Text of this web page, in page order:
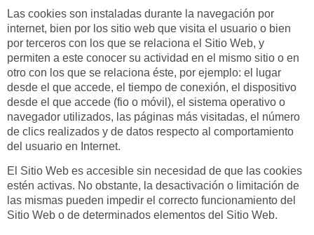
Las cookies son instaladas durante la navegación por
internet, bien por los sitio web que visita el usuario o bien
por terceros con los que se relaciona el Sitio Web, y
permiten a este conocer su actividad en el mismo sitio o en
otro con los que se relaciona éste, por ejemplo: el lugar
desde el que accede, el tiempo de conexión, el dispositivo
desde el que accede (fio o móvil), el sistema operativo o
navegador utilizados, las páginas más visitadas, el número
de clics realizados y de datos respecto al comportamiento
del usuario en Internet.
El Sitio Web es accesible sin necesidad de que las cookies
estén activas. No obstante, la desactivación o limitación de
las mismas pueden impedir el correcto funcionamiento del
Sitio Web o de determinados elementos del Sitio Web.